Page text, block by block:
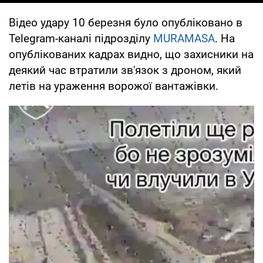
Відео удару 10 березня було опубліковано в
Telegram-каналі підрозділу MURAMASA. На
опублікованих кадрах видно, що захисники на
деякий час втратили зв'язок з дроном, який
летів на ураження ворожої вантажівки.